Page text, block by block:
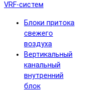
VRF-систем
Блоки притока
свежего
воздуха
Вертикальный
канальный
внутренний
блок